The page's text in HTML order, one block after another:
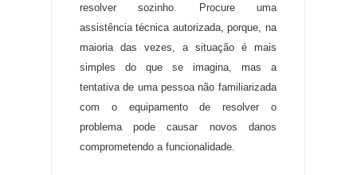
resolver sozinho
Procure uma
assistência técnica autorizada, porque, na
maioria das vezes, a situação é mais
simples do que se imagina, mas a
tentativa de uma pessoa não familiarizada
com o equipamento de resolver o
problema pode causar novos danos
comprometendo a funcionalidade